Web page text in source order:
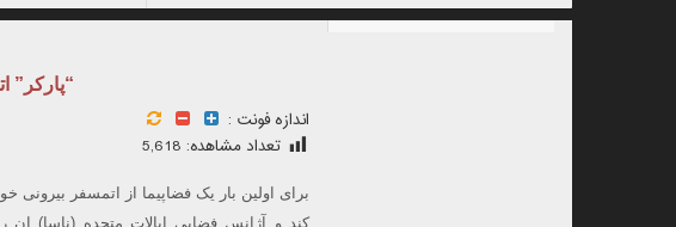
“پارکر”
اندازه فونت :
تعداد مشاهده: 5,618
برای اولین بار یک فضاپیما از اتمسفر بیرونی
کند و آژانس فضایی ایالات متحده (ناسا)